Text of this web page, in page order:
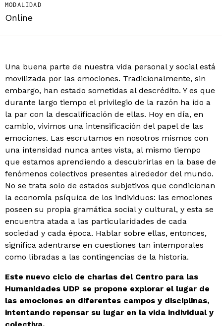
MODALIDAD
Online
Una buena parte de nuestra vida personal y social está
movilizada por las emociones. Tradicionalmente, sin
embargo, han estado sometidas al descrédito. Y es que
durante largo tiempo el privilegio de la razón ha ido a
la par con la descalificación de ellas. Hoy en día, en
cambio, vivimos una intensificación del papel de las
emociones. Las escrutamos en nosotros mismos con
una intensidad nunca antes vista, al mismo tiempo
que estamos aprendiendo a descubrirlas en la base de
fenómenos colectivos presentes alrededor del mundo.
No se trata solo de estados subjetivos que condicionan
la economía psíquica de los individuos: las emociones
poseen su propia gramática social y cultural, y esta se
encuentra atada a las particularidades de cada
sociedad y cada época. Hablar sobre ellas, entonces,
significa adentrarse en cuestiones tan intemporales
como libradas a las contingencias de la historia.
Este nuevo ciclo de charlas del Centro para las
Humanidades UDP se propone explorar el lugar de
las emociones en diferentes campos y disciplinas,
intentando repensar su lugar en la vida individual y